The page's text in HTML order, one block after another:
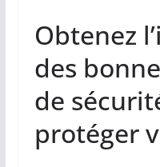
Obtenez
des
de
protéger